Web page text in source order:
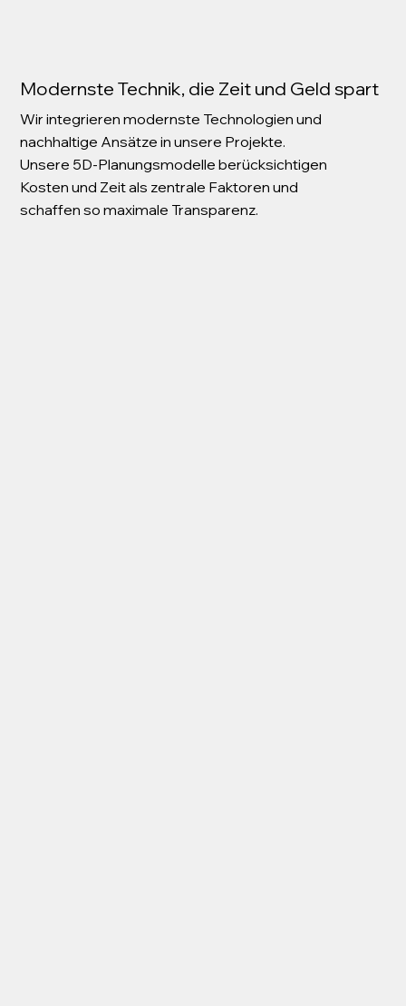
Modernste Technik, die Zeit und Geld spart
Wir integrieren modernste Technologien und
nachhaltige Ansätze in unsere Projekte.
Unsere 5D-Planungsmodelle berücksichtigen
Kosten und Zeit als zentrale Faktoren und
schaffen so maximale Transparenz.